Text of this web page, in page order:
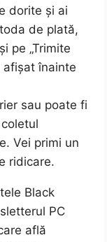
dorite și ai
de plată,
pe „Trimite
afișat înainte
sau poate fi
Vei primi un
ridicare.
Black
PC
află